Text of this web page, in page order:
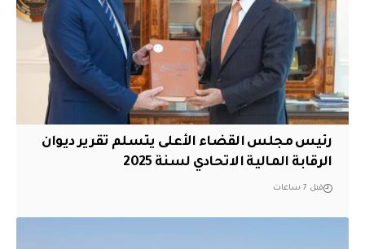
رئيس مجلس القضاء الأعلى يتسلم تقرير ديوان
الرقابة المالية الاتحادي لسنة 2025
قبل 7 ساعات